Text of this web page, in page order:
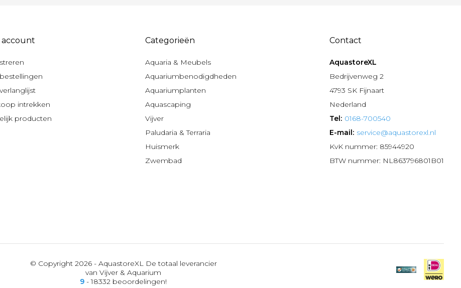
account
intrekken
producten
Categorieën
Aquaria & Meubels
Aquariumbenodigdheden
Aquariumplanten
Aquascaping
Vijver
Paludaria & Terraria
Huismerk
Zwembad
Contact
AquastoreXL
Bedrijvenweg 2
4793 SK Fijnaart
Nederland
Tel: 0168-700540
E-mail: service@aquastorexl.nl
KvK nummer: 85944920
BTW nummer: NL863796801B01
© Copyright 2026 - AquastoreXL De totaal leverancier
van Vijver & Aquarium
9 - 18332 beoordelingen!